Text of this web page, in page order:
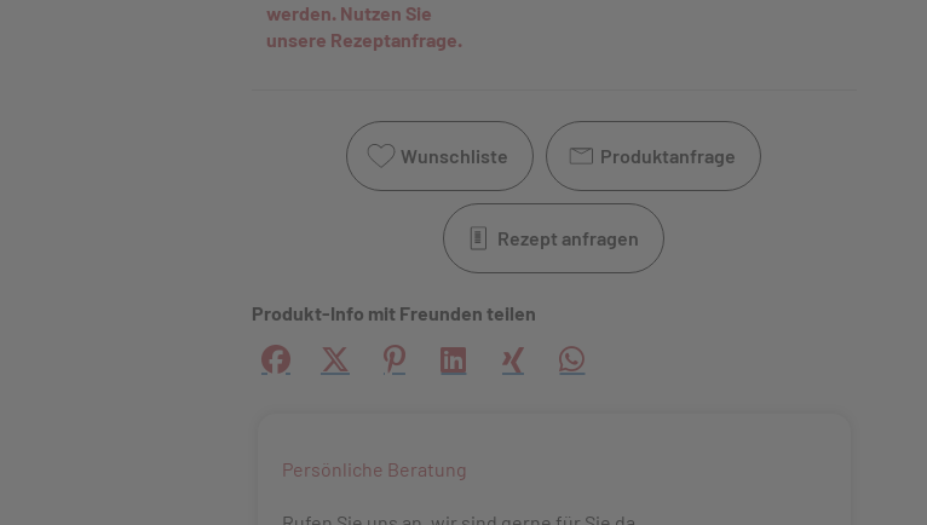
werden. Nutzen Sie
unsere Rezeptanfrage.
Wunschliste Produktanfrage
Rezept anfragen
Produkt-Info mit Freunden teilen
Facebook
X PinterestLinkedInXing WhatsApp
Persönliche Beratung